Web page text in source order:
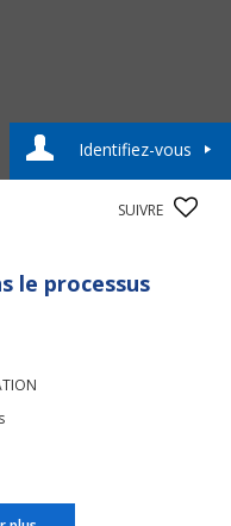
Identifiez-vous
SUIVRE
le processus